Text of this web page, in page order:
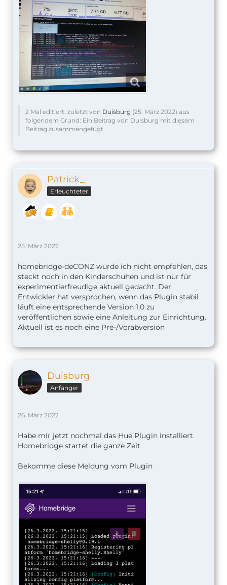
2 Mal editiert, zuletzt von Duisburg (25. März 2022) aus
folgendem Grund: Ein Beitrag von Duisburg mit diesem
Beitrag zusammengefügt.
Patrick_
Erleuchteter
25. März 2022
homebridge-deCONZ würde ich nicht empfehlen, das
steckt noch in den Kinderschuhen und ist nur für
experimentierfreudige aktuell gedacht. Der
Entwickler hat versprochen, wenn das Plugin stabil
läuft eine entsprechende Version 1.0 zu
veröffentlichen sowie eine Anleitung zur Einrichtung.
Aktuell ist es noch eine Pre-/Vorabversion
Duisburg
Anfänger
26. März 2022
Habe mir jetzt nochmal das Hue Plugin installiert.
Homebridge startet die ganze Zeit
Bekomme diese Meldung vom Plugin